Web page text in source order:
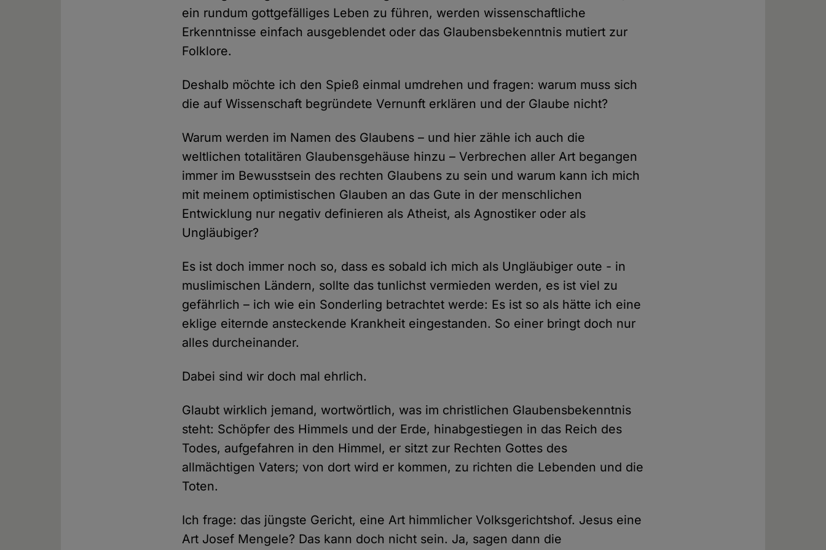
ein rundum gottgefälliges Leben zu führen, werden wissenschaftliche
Erkenntnisse einfach ausgeblendet oder das Glaubensbekenntnis mutiert zur
Folklore.
Deshalb möchte ich den Spieß einmal umdrehen und fragen: warum muss sich
die auf Wissenschaft begründete Vernunft erklären und der Glaube nicht?
Warum werden im Namen des Glaubens – und hier zähle ich auch die
weltlichen totalitären Glaubensgehäuse hinzu – Verbrechen aller Art begangen
immer im Bewusstsein des rechten Glaubens zu sein und warum kann ich mich
mit meinem optimistischen Glauben an das Gute in der menschlichen
Entwicklung nur negativ definieren als Atheist, als Agnostiker oder als
Ungläubiger?
Es ist doch immer noch so, dass es sobald ich mich als Ungläubiger oute - in
muslimischen Ländern, sollte das tunlichst vermieden werden, es ist viel zu
gefährlich – ich wie ein Sonderling betrachtet werde: Es ist so als hätte ich eine
eklige eiternde ansteckende Krankheit eingestanden. So einer bringt doch nur
alles durcheinander.
Dabei sind wir doch mal ehrlich.
Glaubt wirklich jemand, wortwörtlich, was im christlichen Glaubensbekenntnis
steht: Schöpfer des Himmels und der Erde, hinabgestiegen in das Reich des
Todes, aufgefahren in den Himmel, er sitzt zur Rechten Gottes des
allmächtigen Vaters; von dort wird er kommen, zu richten die Lebenden und die
Toten.
Ich frage: das jüngste Gericht, eine Art himmlicher Volksgerichtshof. Jesus eine
Art Josef Mengele? Das kann doch nicht sein. Ja, sagen dann die